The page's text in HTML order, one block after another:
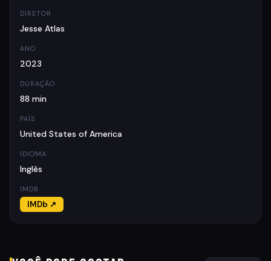
DIRETOR
Jesse Atlas
ANO
2023
DURAÇÃO
88 min
PAÍS
United States of America
IDIOMA
Inglês
IMDB
IMDb ↗